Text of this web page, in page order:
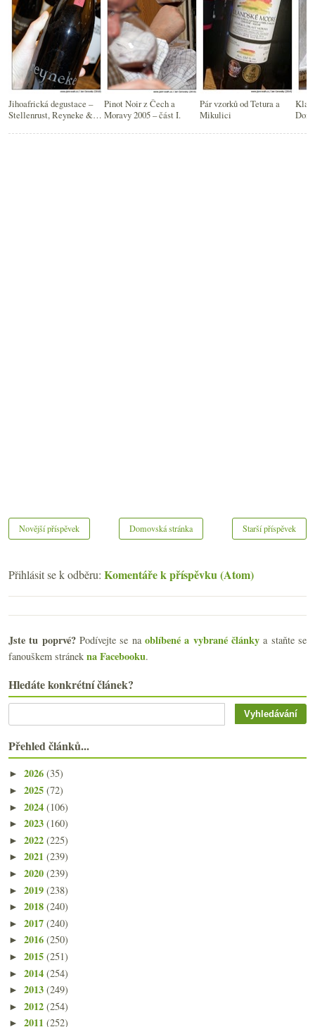
Jihoafrická degustace –
Stellenrust, Reyneke &
Pinot Noir z Čech a
Moravy 2005 – část I.
Pár vzorků od Tetura a
Mikulici
Novější příspěvek Starší příspěvek
Domovská stránka
Přihlásit se k odběru: Komentáře k příspěvku (Atom)
Jste tu poprvé?Podívejte se naoblíbené a vybrané články a staňte se
fanouškem stránek na Facebooku.
Hledáte konkrétní článek?
Přehled článků...
► 2026 (35)
► 2025 (72)
► 2024 (106)
► 2023 (160)
► 2022 (225)
► 2021 (239)
► 2020 (239)
► 2019 (238)
► 2018 (240)
► 2017 (240)
► 2016 (250)
► 2015 (251)
► 2014 (254)
► 2013 (249)
► 2012 (254)
► 2011 (252)